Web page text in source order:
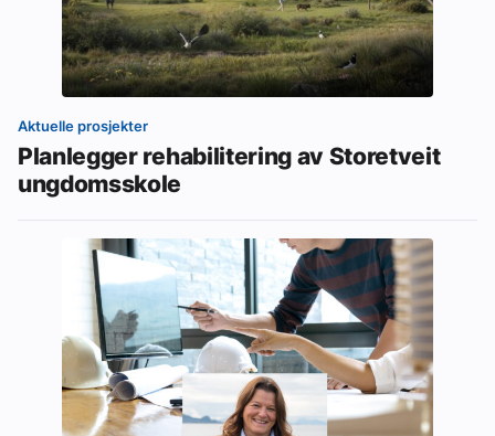
Aktuelle prosjekter
Planlegger rehabilitering av Storetveit
ungdomsskole